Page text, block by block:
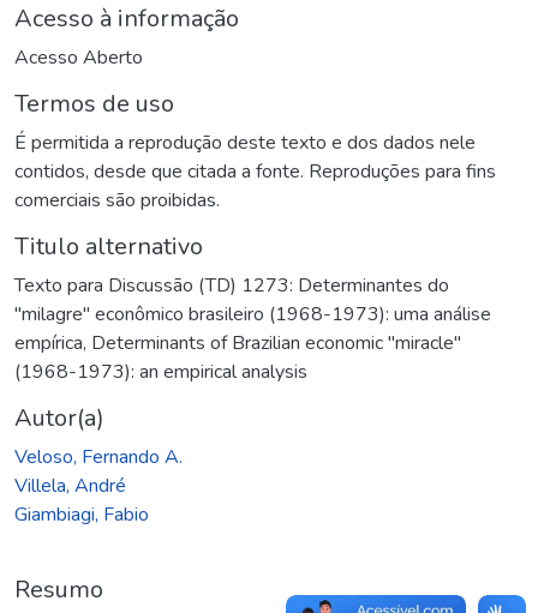
Acesso à informação
Acesso Aberto
Termos de uso
É permitida a reprodução deste texto e dos dados nele
contidos, desde que citada a fonte. Reproduções para fins
comerciais são proibidas.
Titulo alternativo
Texto para Discussão (TD) 1273: Determinantes do
"milagre" econômico brasileiro (1968-1973): uma análise
empírica, Determinants of Brazilian economic "miracle"
(1968-1973): an empirical analysis
Autor(a)
Veloso, Fernando A.
Villela, André
Giambiagi, Fabio
Resumo